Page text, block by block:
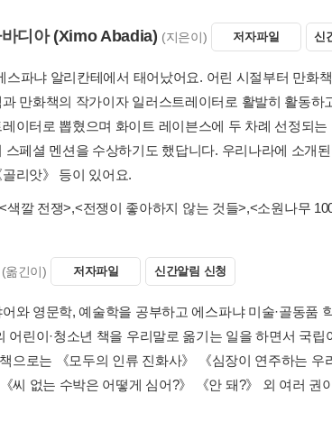
디아(Ximo Abadia) (지은이) 저자파일 신
스파냐 알리칸테에서 태어났어요. 어린 시절부터 만화
만화책의 작가이자 일러스트레이터로 활발히 활동
이터로 뽑혔으며 화이트 레이븐스에 두 차례 선정되
스페셜 멘션을 수상하기도 했답니다. 우리나라에 소개
리앗》 등이 있어요.
<색깔 전쟁>,<전쟁이 좋아하지 않는 것들>,<소원나무
(옮긴이) 저자파일 신간알림 신청
와 영문학, 예술학을 공부하고 에스파냐 미술·골동품
어린이·청소년 책을 우리말로 옮기는 일을 하면서 국
으로는 《모두의 인류 진화사》 《심장이 연주하는
씨 없는 수박은 어떻게 심어?》 《안 돼?》 외 여러 권